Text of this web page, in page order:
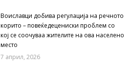
Воиславци добива регулација на речното
корито – повеќедецениски проблем со
кој се соочуваа жителите на ова населено
место
7 април, 2026